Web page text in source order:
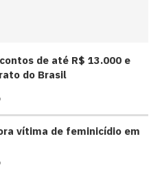
de até R$ 13.000 e
do Brasil
vítima de feminicídio em